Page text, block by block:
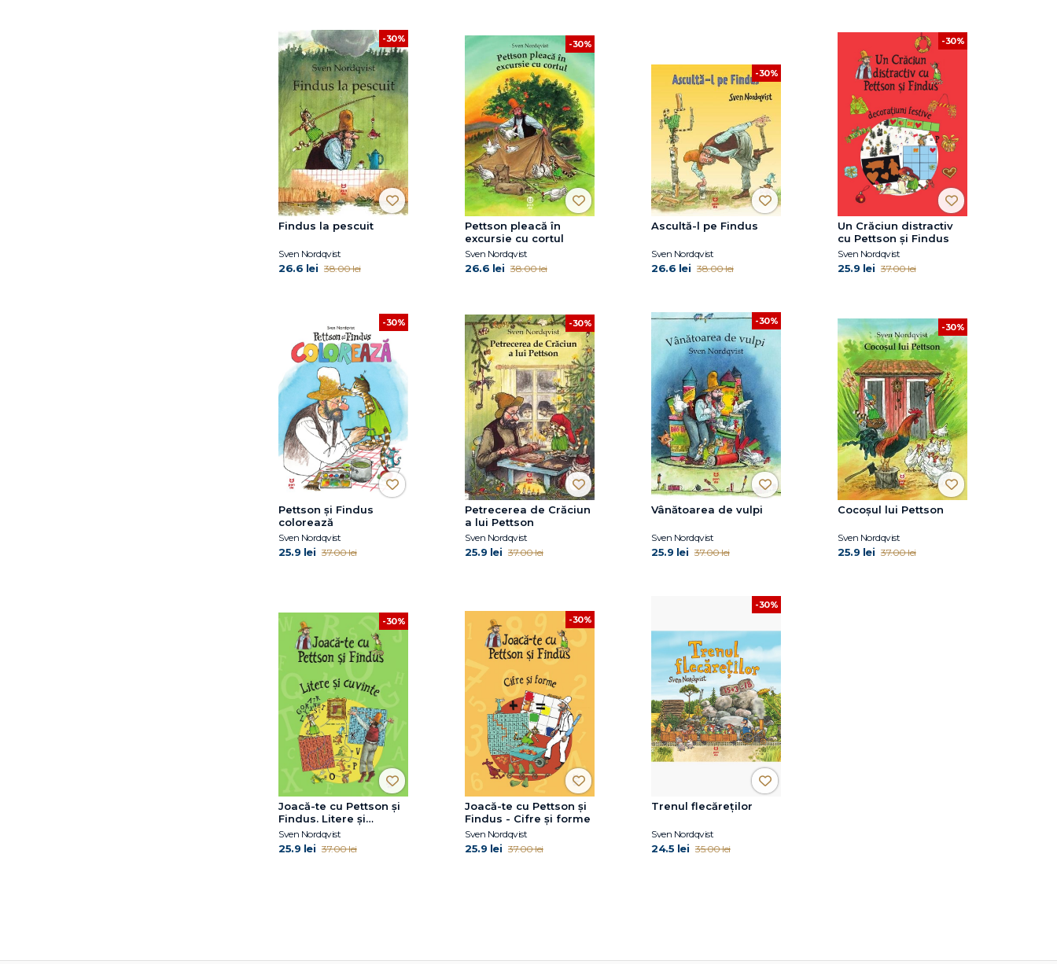
-30%
Findus la pescuit
Sven Nordqvist
26.6 lei 38.00 lei
-30%
Pettson pleacă în
excursie cu cortul
Sven Nordqvist
26.6 lei 38.00 lei
-30%
Ascultă-l pe Findus
Sven Nordqvist
26.6 lei 38.00 lei
-30%
Un Crăciun distractiv
cu Pettson și Findus
Sven Nordqvist
25.9 lei 37.00 lei
-30%
Pettson și Findus
colorează
Sven Nordqvist
25.9 lei 37.00 lei
-30%
Petrecerea de Crăciun
a lui Pettson
Sven Nordqvist
25.9 lei 37.00 lei
-30%
Vânătoarea de vulpi
Sven Nordqvist
25.9 lei 37.00 lei
-30%
Cocoșul lui Pettson
Sven Nordqvist
25.9 lei 37.00 lei
-30%
Joacă-te cu Pettson și
Findus. Litere și
cuvinte
Sven Nordqvist
25.9 lei 37.00 lei
-30%
Joacă-te cu Pettson și
Findus - Cifre și forme
Sven Nordqvist
25.9 lei 37.00 lei
-30%
Trenul flecăreților
Sven Nordqvist
24.5 lei 35.00 lei